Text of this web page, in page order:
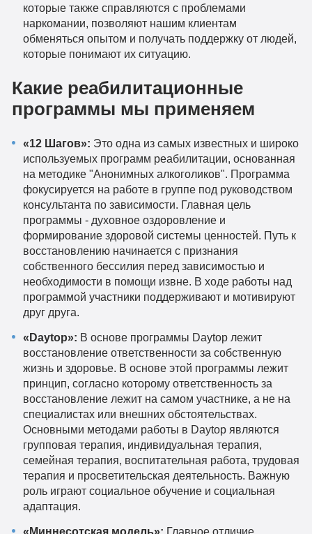
которые также справляются с проблемами
наркомании, позволяют нашим клиентам
обменяться опытом и получать поддержку от людей,
которые понимают их ситуацию.
Какие реабилитационные
программы мы применяем
«12 Шагов»: Это одна из самых известных и широко
используемых программ реабилитации, основанная
на методике "Анонимных алкоголиков". Программа
фокусируется на работе в группе под руководством
консультанта по зависимости. Главная цель
программы - духовное оздоровление и
формирование здоровой системы ценностей. Путь к
восстановлению начинается с признания
собственного бессилия перед зависимостью и
необходимости в помощи извне. В ходе работы над
программой участники поддерживают и мотивируют
друг друга.
«Daytop»: В основе программы Daytop лежит
восстановление ответственности за собственную
жизнь и здоровье. В основе этой программы лежит
принцип, согласно которому ответственность за
восстановление лежит на самом участнике, а не на
специалистах или внешних обстоятельствах.
Основными методами работы в Daytop являются
групповая терапия, индивидуальная терапия,
семейная терапия, воспитательная работа, трудовая
терапия и просветительская деятельность. Важную
роль играют социальное обучение и социальная
адаптация.
«Миннесотская модель»: Главное отличие